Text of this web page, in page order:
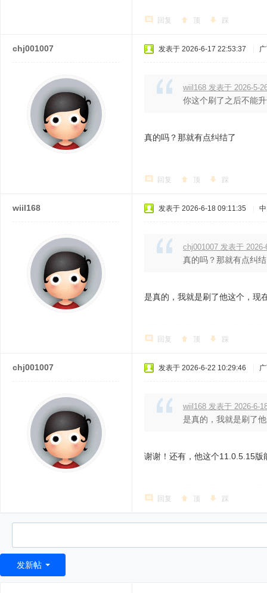
回复 顶 踩
chj001007 发表于 2026-6-17 22:53:37
wiil168 发表于 2026-5-
你这个刷了之后不能
真的吗？那就有点纠结了
回复 顶 踩
wiil168 发表于 2026-6-18 09:11:35
chj001007 发表于
真的吗？那就有点纠
是真的，我就是刷了他这个，现
回复 顶 踩
chj001007 发表于 2026-6-22 10:29:46
wiil168 发表于 2026-6-
是真的，我就是刷了
谢谢！还有，他这个11.0.5.15版
回复 顶 踩
发新帖